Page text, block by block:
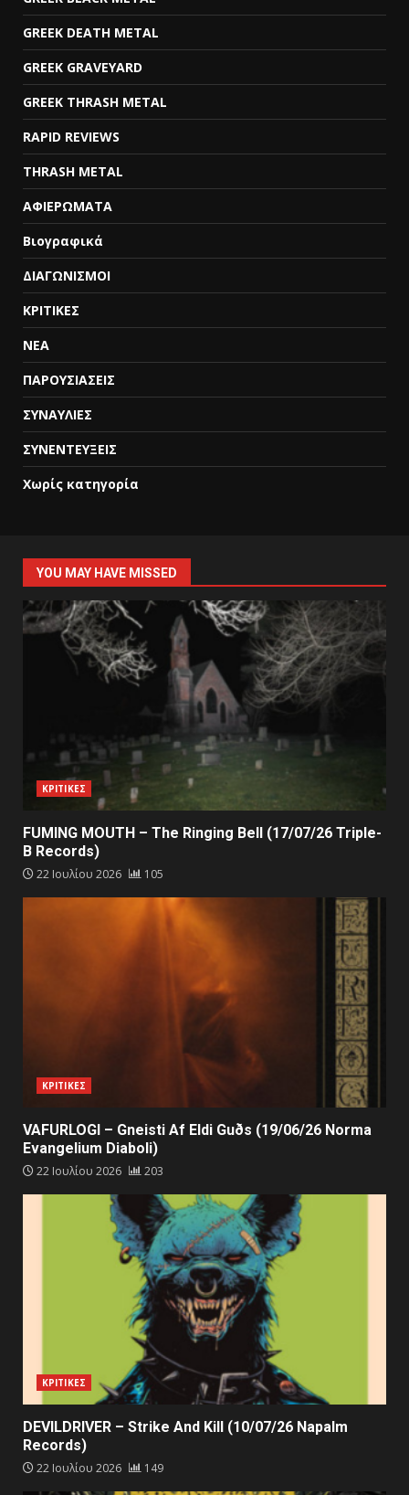
GREEK DEATH METAL
GREEK GRAVEYARD
GREEK THRASH METAL
RAPID REVIEWS
THRASH METAL
ΑΦΙΕΡΩΜΑΤΑ
Βιογραφικά
ΔΙΑΓΩΝΙΣΜΟΙ
ΚΡΙΤΙΚΕΣ
ΝΕΑ
ΠΑΡΟΥΣΙΑΣΕΙΣ
ΣΥΝΑΥΛΙΕΣ
ΣΥΝΕΝΤΕΥΞΕΙΣ
Χωρίς κατηγορία
YOU MAY HAVE MISSED
ΚΡΙΤΙΚΕΣ
FUMING MOUTH – The Ringing Bell (17/07/26 Triple-
B Records)
22 Ιουλίου 2026 105
ΚΡΙΤΙΚΕΣ
VAFURLOGI – Gneisti Af Eldi Guðs (19/06/26 Norma
Evangelium Diaboli)
22 Ιουλίου 2026 203
ΚΡΙΤΙΚΕΣ
DEVILDRIVER – Strike And Kill (10/07/26 Napalm
Records)
22 Ιουλίου 2026 149